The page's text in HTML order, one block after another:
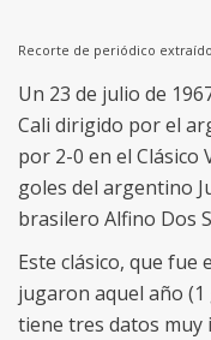
Recorte de periódico
Un 23 de julio de
Cali dirigido por el
por 2-0 en el Clásico
goles del argentino
brasilero Alfino Dos
Este clásico, que fue
jugaron aquel año
tiene tres datos muy